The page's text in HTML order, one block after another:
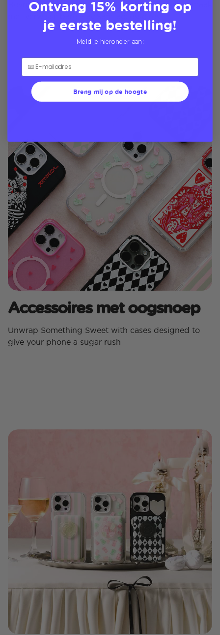
Bevredig de zoetekauw van je telefoon in elke smaak
met verwisselbare MagSafe-accessoires
Accessoires met oogsnoep
Unwrap Something Sweet with cases designed to
give your phone a sugar rush
Ontvang 15% korting op
je eerste bestelling!
Meld je hieronder aan:
Breng mij op de hoogte